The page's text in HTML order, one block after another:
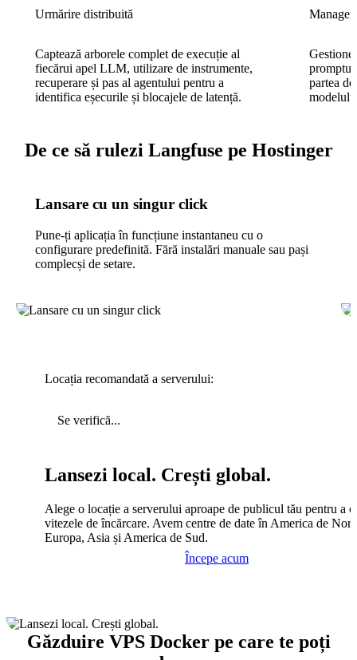
Urmărire distribuită
Captează arborele complet de execuție al
fiecărui apel LLM, utilizare de instrumente,
recuperare și pas al agentului pentru a
identifica eșecurile și blocajele de latență.
partea
De ce să rulezi Langfuse pe Hostinger
Lansare cu un singur click
Pune-ți aplicația în funcțiune instantaneu cu o
configurare predefinită. Fără instalări manuale sau pași
complecși de setare.
Locația recomandată a serverului:
Se verifică...
Lansezi local. Crești global.
Alege o locație a serverului aproape de publicul tău pentru a
vitezele de încărcare. Avem centre de date în America de
Europa, Asia și America de Sud.
Începe acum
Găzduire VPS Docker pe care te poți